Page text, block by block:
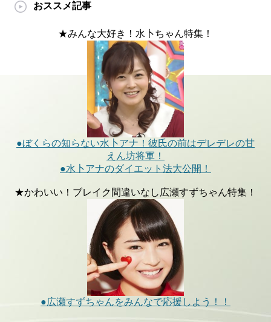
おススメ記事
★みんな大好き！水卜ちゃん特集！
●ぼくらの知らない水卜アナ！彼氏の前はデレデレの甘
えん坊将軍！
●水卜アナのダイエット法大公開！
★かわいい！ブレイク間違いなし広瀬すずちゃん特集！
●広瀬すずちゃんをみんなで応援しよう！！